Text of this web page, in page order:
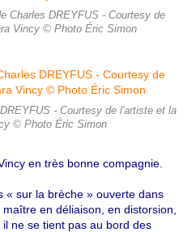
Charles DREYFUS - Courtesy de
Vincy © Photo Éric Simon
- Courtesy de l'artiste et la
© Photo Éric Simon
en très bonne compagnie.
« sur la brèche » ouverte dans
en déliaison, en distorsion,
ne se tient pas au bord des